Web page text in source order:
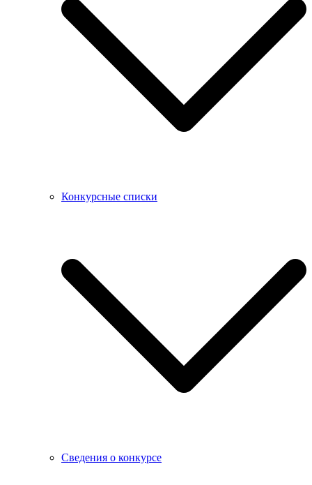
Конкурсные списки
Сведения о конкурсе